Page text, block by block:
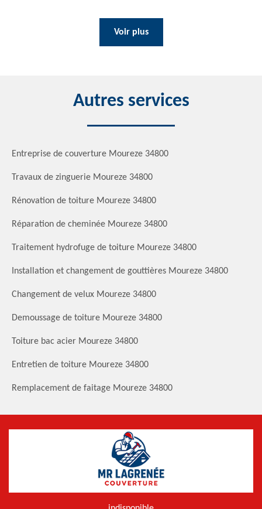
Voir plus
Autres services
Entreprise de couverture Moureze 34800
Travaux de zinguerie Moureze 34800
Rénovation de toiture Moureze 34800
Réparation de cheminée Moureze 34800
Traitement hydrofuge de toiture Moureze 34800
Installation et changement de gouttières Moureze 34800
Changement de velux Moureze 34800
Demoussage de toiture Moureze 34800
Toiture bac acier Moureze 34800
Entretien de toiture Moureze 34800
Remplacement de faitage Moureze 34800